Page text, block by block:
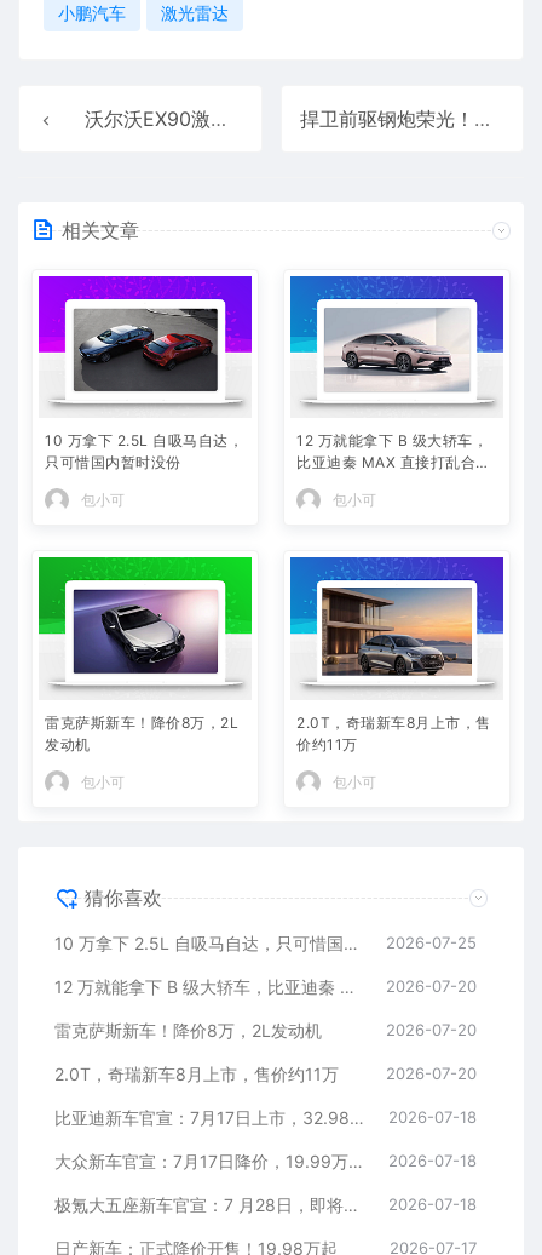
小鹏汽车 激光雷达
沃尔沃EX90激光雷达烧坏手机摄像头传感器：全过程曝光 捍卫前驱钢炮荣光！大众高尔夫GTI Edition 50战纽北：7分46秒13
相关文章
10 万拿下 2.5L 自吸马自达，
只可惜国内暂时没份
包小可
12 万就能拿下 B 级大轿车，
比亚迪秦 MAX 直接打乱合资
定价逻辑
包小可
雷克萨斯新车！降价8万，2L
发动机
包小可
2.0T，奇瑞新车8月上市，售
价约11万
包小可
猜你喜欢
10 万拿下 2.5L 自吸马自达，只可惜国内暂时没份 2026-07-25
12 万就能拿下 B 级大轿车，比亚迪秦 MAX 直接打乱合资定价逻辑 2026-07-20
雷克萨斯新车！降价8万，2L发动机 2026-07-20
2.0T，奇瑞新车8月上市，售价约11万 2026-07-20
比亚迪新车官宣：7月17日上市，32.98万元 2026-07-18
大众新车官宣：7月17日降价，19.99万元起 2026-07-18
极氪大五座新车官宣：7 月28日，即将上市 2026-07-18
日产新车：正式降价开售！19.98万起 2026-07-17